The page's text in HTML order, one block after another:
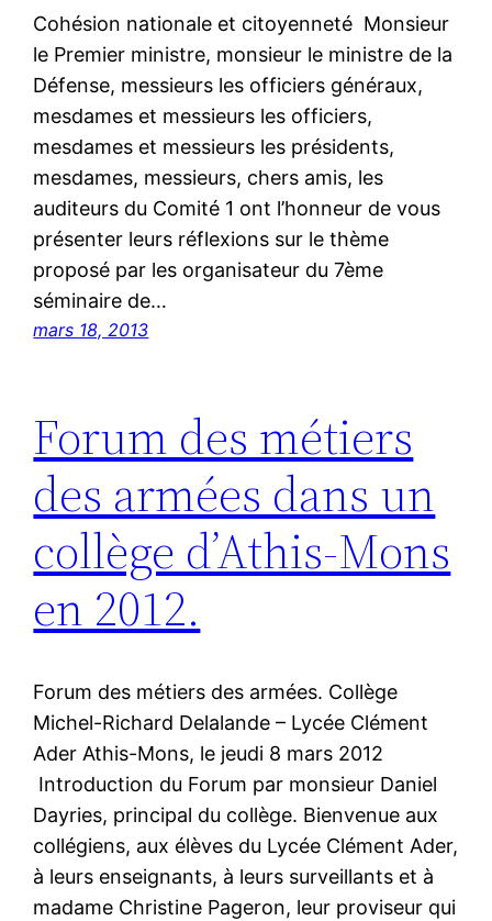
Cohésion nationale et citoyenneté Monsieur
le Premier ministre, monsieur le ministre de la
Défense, messieurs les officiers généraux,
mesdames et messieurs les officiers,
mesdames et messieurs les présidents,
mesdames, messieurs, chers amis, les
auditeurs du Comité 1 ont l’honneur de vous
présenter leurs réflexions sur le thème
proposé par les organisateur du 7ème
séminaire de…
mars 18, 2013
Forum des métiers
des armées dans un
collège d’Athis-Mons
en 2012.
Forum des métiers des armées. Collège
Michel-Richard Delalande – Lycée Clément
Ader Athis-Mons, le jeudi 8 mars 2012
Introduction du Forum par monsieur Daniel
Dayries, principal du collège. Bienvenue aux
collégiens, aux élèves du Lycée Clément Ader,
à leurs enseignants, à leurs surveillants et à
madame Christine Pageron, leur proviseur qui